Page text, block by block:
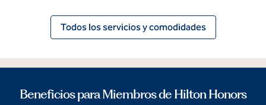
Todos los servicios y comodidades
Beneficios para Miembros de Hilton Honors